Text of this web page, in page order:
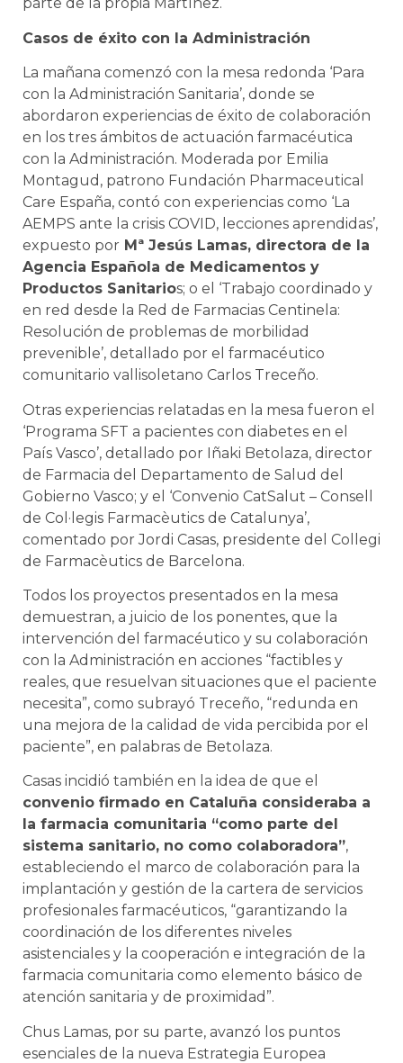
parte de la propia Martínez.
Casos de éxito con la Administración
La mañana comenzó con la mesa redonda ‘Para
con la Administración Sanitaria’, donde se
abordaron experiencias de éxito de colaboración
en los tres ámbitos de actuación farmacéutica
con la Administración. Moderada por Emilia
Montagud, patrono Fundación Pharmaceutical
Care España, contó con experiencias como ‘La
AEMPS ante la crisis COVID, lecciones aprendidas’,
expuesto por Mª Jesús Lamas, directora de la
Agencia Española de Medicamentos y
Productos Sanitarios; o el ‘Trabajo coordinado y
en red desde la Red de Farmacias Centinela:
Resolución de problemas de morbilidad
prevenible’, detallado por el farmacéutico
comunitario vallisoletano Carlos Treceño.
Otras experiencias relatadas en la mesa fueron el
‘Programa SFT a pacientes con diabetes en el
País Vasco’, detallado por Iñaki Betolaza, director
de Farmacia del Departamento de Salud del
Gobierno Vasco; y el ‘Convenio CatSalut – Consell
de Col·legis Farmacèutics de Catalunya’,
comentado por Jordi Casas, presidente del Collegi
de Farmacèutics de Barcelona.
Todos los proyectos presentados en la mesa
demuestran, a juicio de los ponentes, que la
intervención del farmacéutico y su colaboración
con la Administración en acciones “factibles y
reales, que resuelvan situaciones que el paciente
necesita”, como subrayó Treceño, “redunda en
una mejora de la calidad de vida percibida por el
paciente”, en palabras de Betolaza.
Casas incidió también en la idea de que el
convenio firmado en Cataluña consideraba a
la farmacia comunitaria “como parte del
sistema sanitario, no como colaboradora”,
estableciendo el marco de colaboración para la
implantación y gestión de la cartera de servicios
profesionales farmacéuticos, “garantizando la
coordinación de los diferentes niveles
asistenciales y la cooperación e integración de la
farmacia comunitaria como elemento básico de
atención sanitaria y de proximidad”.
Chus Lamas, por su parte, avanzó los puntos
esenciales de la nueva Estrategia Europea